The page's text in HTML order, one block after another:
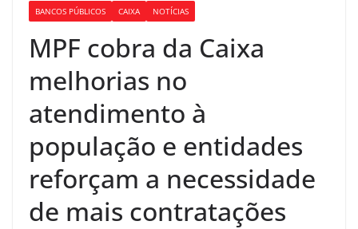
BANCOS PÚBLICOS CAIXA NOTÍCIAS
MPF cobra da Caixa
melhorias no
atendimento à
população e entidades
reforçam a necessidade
de mais contratações